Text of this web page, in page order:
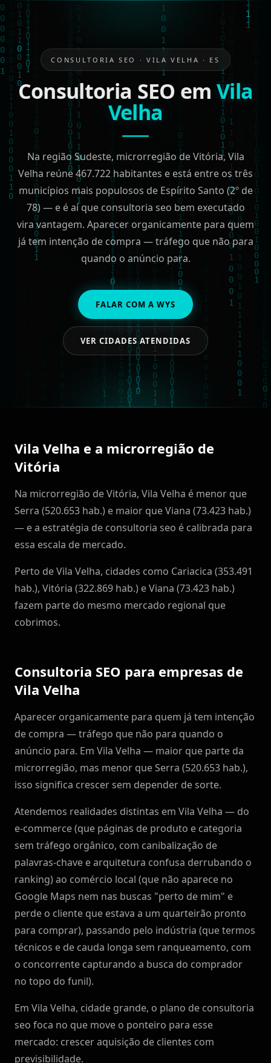
CONSULTORIA SEO · VILA VELHA · ES
Consultoria SEO em Vila
Velha
Na região Sudeste, microrregião de Vitória, Vila
Velha reúne 467.722 habitantes e está entre os três
municípios mais populosos de Espírito Santo (2º de
78) — e é aí que consultoria seo bem executado
vira vantagem. Aparecer organicamente para quem
já tem intenção de compra — tráfego que não para
quando o anúncio para.
FALAR COM A WYS
VER CIDADES ATENDIDAS
Vila Velha e a microrregião de
Vitória
Na microrregião de Vitória, Vila Velha é menor que
Serra (520.653 hab.) e maior que Viana (73.423 hab.)
— e a estratégia de consultoria seo é calibrada para
essa escala de mercado.
Perto de Vila Velha, cidades como Cariacica (353.491
hab.), Vitória (322.869 hab.) e Viana (73.423 hab.)
fazem parte do mesmo mercado regional que
cobrimos.
Consultoria SEO para empresas de
Vila Velha
Aparecer organicamente para quem já tem intenção
de compra — tráfego que não para quando o
anúncio para. Em Vila Velha — maior que parte da
microrregião, mas menor que Serra (520.653 hab.),
isso significa crescer sem depender de sorte.
Atendemos realidades distintas em Vila Velha — do
e-commerce (que páginas de produto e categoria
sem tráfego orgânico, com canibalização de
palavras-chave e arquitetura confusa derrubando o
ranking) ao comércio local (que não aparece no
Google Maps nem nas buscas "perto de mim" e
perde o cliente que estava a um quarteirão pronto
para comprar), passando pelo indústria (que termos
técnicos e de cauda longa sem ranqueamento, com
o concorrente capturando a busca do comprador
no topo do funil).
Em Vila Velha, cidade grande, o plano de consultoria
seo foca no que move o ponteiro para esse
mercado: crescer aquisição de clientes com
previsibilidade.